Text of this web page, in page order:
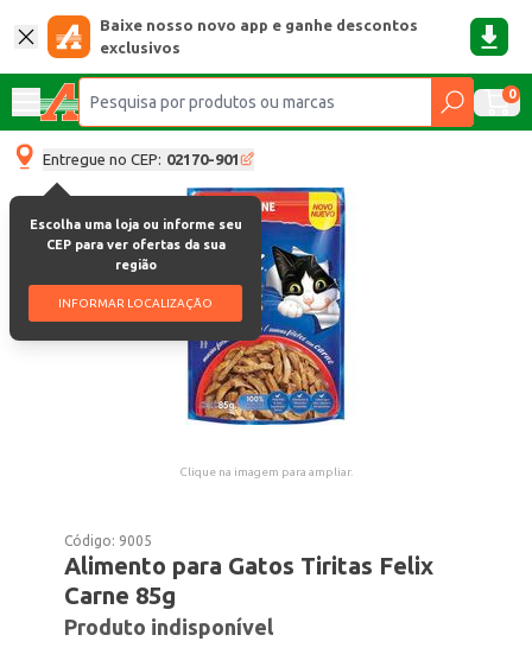
Baixe nosso novo app e ganhe descontos
exclusivos
0
Entregue no CEP: 02170-901
Escolha uma loja ou informe seu
CEP para ver ofertas da sua
região
INFORMAR LOCALIZAÇÃO
Clique na imagem para ampliar.
Código: 9005
Alimento para Gatos Tiritas Felix
Carne 85g
Produto indisponível